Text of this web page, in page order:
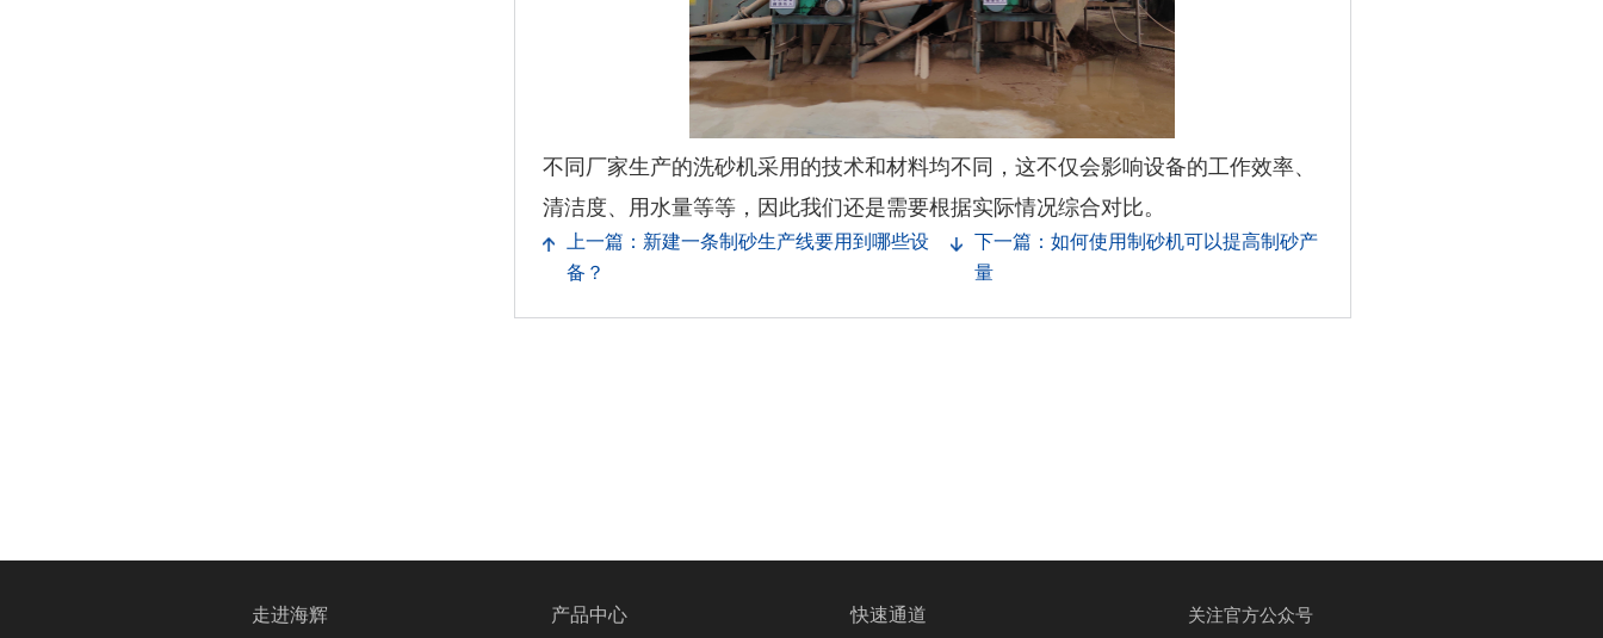
不同厂家生产的洗砂机采用的技术和材料均不同，这不仅会影响设备的工作效率、
清洁度、用水量等等，因此我们还是需要根据实际情况综合对比。
上一篇：新建一条制砂生产线要用到哪些设
备？
下一篇：如何使用制砂机可以提高制砂产
量
走进海辉 产品中心 快速通道 关注官方公众号